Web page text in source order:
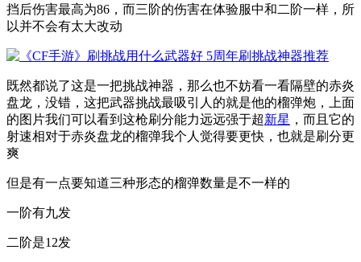
挡后伤害最高为86，而三阶的伤害在体验服中和二阶一样，所
以并不会有太大改动
既然都说了这是一把挑战神器，那么也不妨看一看隔壁的赤炎
盘龙，没错，这把武器挑战最吸引人的就是他的榴弹炮，上面
的图片我们可以看到这枪刷分能力远远强于超新星 ，而且它的
射速相对于赤炎盘龙的榴弹我个人觉得要更快，也就是刷分更
爽
但是有一点要知道三种形态的榴弹数量是不一样的
一阶有九发
二阶是12发